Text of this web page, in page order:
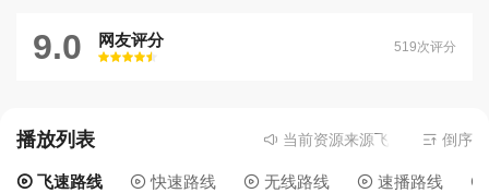
9.0 网友评分
很差
较差还行推荐力荐
519次评分
播放列表 当前资源来源飞速路线- 在线播
倒序
飞速路线 快速路线 无线路线 速播路线